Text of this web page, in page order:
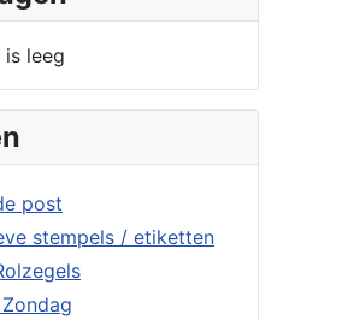
is leeg
post
stempels / etiketten